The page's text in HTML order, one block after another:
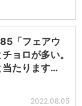
「フェアウ
ョロが多い。
たります
2022.08.05